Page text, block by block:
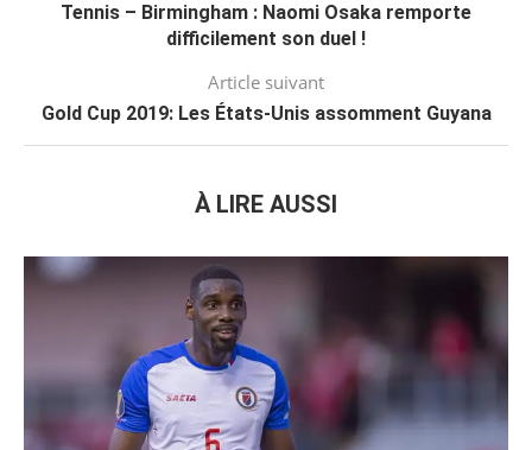
Tennis – Birmingham : Naomi Osaka remporte
difficilement son duel !
Article suivant
Gold Cup 2019: Les États-Unis assomment Guyana
À LIRE AUSSI